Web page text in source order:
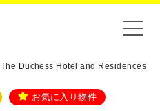
The Duchess Hotel and Residences
お気に入り物件